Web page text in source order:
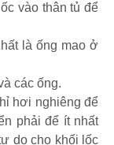
vào thân tủ để
là ống mao ở
các ống.
hơi nghiêng để
phải để ít nhất
do cho khối lốc